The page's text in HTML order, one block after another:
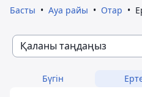
Басты Ауа райы Отар
Қаланы таңдаңыз
Бүгін